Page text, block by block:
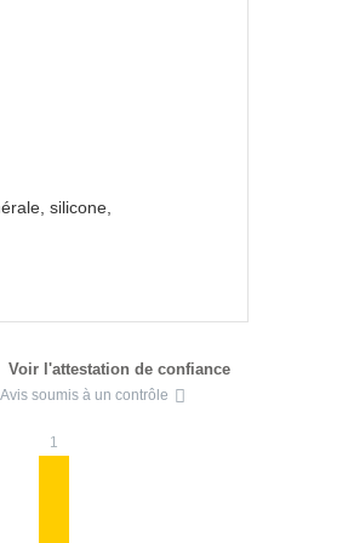
silicone,
Voir l'attestation de confiance
Avis soumis à un contrôle
1